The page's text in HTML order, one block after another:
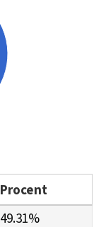
Procent
49.31%